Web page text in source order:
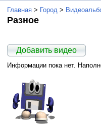
Главная > Город >
Разное
Добавить видео
Информации пока нет.